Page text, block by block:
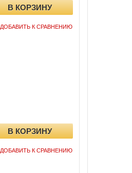
ДОБАВИТЬ К СРАВНЕНИЮ
ДОБАВИТЬ К СРАВНЕНИЮ